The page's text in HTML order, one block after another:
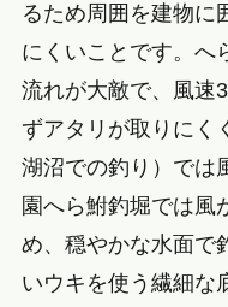
るため周囲を建物に
にくいことです。へ
流れが大敵で、風速
ずアタリが取りにく
湖沼での釣り）では
園へら鮒釣堀では風
め、穏やかな水面で
いウキを使う繊細な